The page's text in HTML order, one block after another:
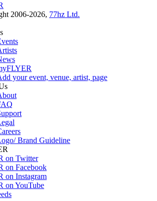
2006-2026, 77hz Ltd.
your event, venue, artist, page
Brand Guideline
on Twitter
on Facebook
on Instagram
on YouTube